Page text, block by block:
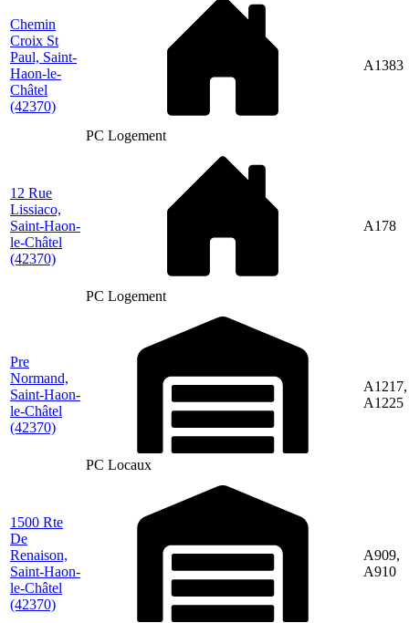
Chemin
Croix St
Paul, Saint-
Haon-le-
Châtel
(42370)
PC Logement
A1383
12 Rue
Lissiaco,
Saint-Haon-
le-Châtel
(42370)
PC Logement
A178
Pre
Normand,
Saint-Haon-
le-Châtel
(42370)
PC Locaux
A1217,
A1225
1500 Rte
De
Renaison,
Saint-Haon-
le-Châtel
(42370)
A909,
A910